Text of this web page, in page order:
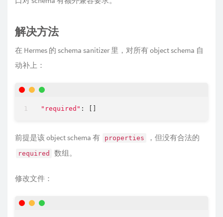
解决方法
在 Hermes 的 schema sanitizer 里，对所有 object schema 自
动补上：
"required"
前提是该 object schema 有 properties ，但没有合法的
required 数组。
修改文件：